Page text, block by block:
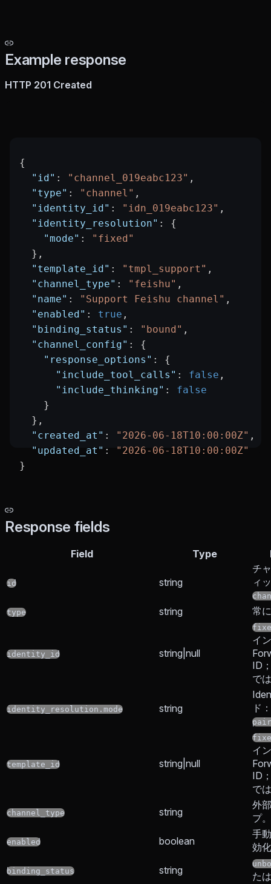
Example response
HTTP 201 Created
{
  "id"
: "channel_019eabc123" ,
  "type"
: "channel" ,
  "identity_id"
: "idn_019eabc123" ,
  "identity_resolution"
: {
    "mode"
:
"fixed"
  },
  "template_id"
: "tmpl_support" ,
  "channel_type"
: "feishu" ,
  "name"
: "Support Feishu channel" ,
  "enabled"
: true ,
  "binding_status"
: "bound" ,
  "channel_config"
: {
    "response_options"
: {
      "include_tool_calls"
: false ,
      "include_thinking"
: false
    }
  },
  "created_at"
: "2026-06-18T10:00:00Z" ,
  "updated_at"
:
"2026-06-18T10:00:00Z"
}
Response fields
Field Type
id string
チ
ィ
type
string 常
identity_id string|null
イ
ID
で
identity_resolution.mode string
ド：
template_id string|null
イ
ID
で
channel_type string
外
プ。
enabled boolean
手
効
binding_status string た